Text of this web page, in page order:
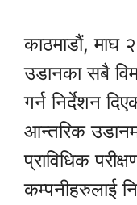
काठमाडौं,
उडानका सबै
गर्न निर्देशन
आन्तरिक
प्राविधिक
कम्पनीहरुलाई